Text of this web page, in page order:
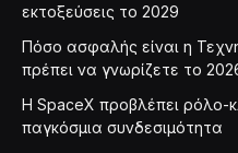
εκτοξεύσεις το 2029
Πόσο ασφαλής είναι η
πρέπει να γνωρίζετε το
Η SpaceX προβλέπει ρόλο-
παγκόσμια συνδεσιμότητα